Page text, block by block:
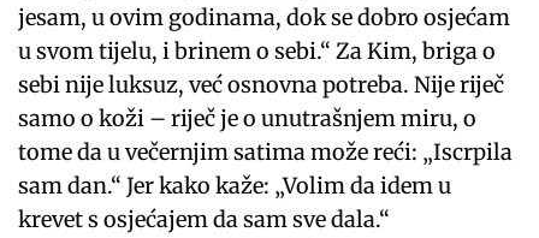
jesam, u ovim godinama, dok se dobro osjećam
u svom tijelu, i brinem o sebi.“ Za Kim, briga o
sebi nije luksuz, već osnovna potreba. Nije riječ
samo o koži – riječ je o unutrašnjem miru, o
tome da u večernjim satima može reći: „Iscrpila
sam dan.“ Jer kako kaže: „Volim da idem u
krevet s osjećajem da sam sve dala.“